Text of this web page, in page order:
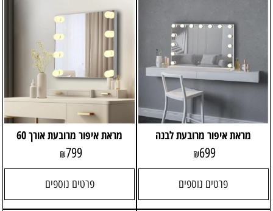
מראת איפור מרובעת לבנה
₪699
פרטים נוספים
מראת איפור מרובעת אורך 60
₪799
פרטים נוספים